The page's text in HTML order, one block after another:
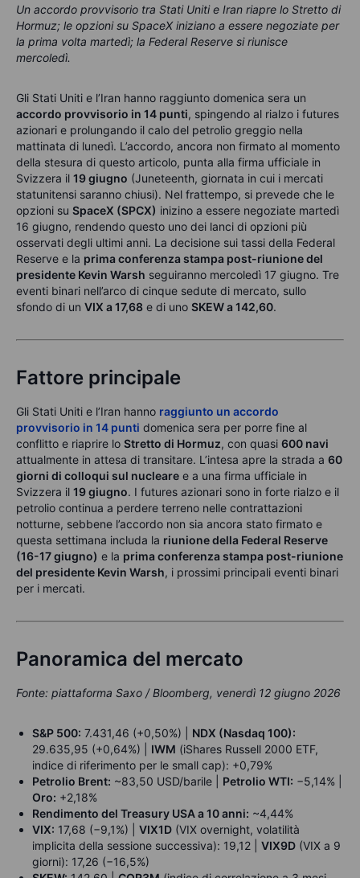
Un accordo provvisorio tra Stati Uniti e Iran riapre lo Stretto di
Hormuz; le opzioni su SpaceX iniziano a essere negoziate per
la prima volta martedì; la Federal Reserve si riunisce
mercoledì.
Gli Stati Uniti e l’Iran hanno raggiunto domenica sera un
accordo provvisorio in 14 punti, spingendo al rialzo i futures
azionari e prolungando il calo del petrolio greggio nella
mattinata di lunedì. L’accordo, ancora non firmato al momento
della stesura di questo articolo, punta alla firma ufficiale in
Svizzera il 19 giugno (Juneteenth, giornata in cui i mercati
statunitensi saranno chiusi). Nel frattempo, si prevede che le
opzioni su SpaceX (SPCX) inizino a essere negoziate martedì
16 giugno, rendendo questo uno dei lanci di opzioni più
osservati degli ultimi anni. La decisione sui tassi della Federal
Reserve e la prima conferenza stampa post-riunione del
presidente Kevin Warsh seguiranno mercoledì 17 giugno. Tre
eventi binari nell’arco di cinque sedute di mercato, sullo
sfondo di un VIX a 17,68 e di uno SKEW a 142,60.
Fattore principale
Gli Stati Uniti e l’Iran hanno raggiunto un accordo
provvisorio in 14 punti domenica sera per porre fine al
conflitto e riaprire lo Stretto di Hormuz, con quasi 600 navi
attualmente in attesa di transitare. L’intesa apre la strada a 60
giorni di colloqui sul nucleare e a una firma ufficiale in
Svizzera il 19 giugno. I futures azionari sono in forte rialzo e il
petrolio continua a perdere terreno nelle contrattazioni
notturne, sebbene l’accordo non sia ancora stato firmato e
questa settimana includa la riunione della Federal Reserve
(16-17 giugno) e la prima conferenza stampa post-riunione
del presidente Kevin Warsh, i prossimi principali eventi binari
per i mercati.
Panoramica del mercato
Fonte: piattaforma Saxo / Bloomberg, venerdì 12 giugno 2026
S&P 500: 7.431,46 (+0,50%) | NDX (Nasdaq 100):
29.635,95 (+0,64%) | IWM (iShares Russell 2000 ETF,
indice di riferimento per le small cap): +0,79%
Petrolio Brent: ~83,50 USD/barile | Petrolio WTI: −5,14% |
Oro: +2,18%
Rendimento del Treasury USA a 10 anni: ~4,44%
VIX: 17,68 (−9,1%) | VIX1D (VIX overnight, volatilità
implicita della sessione successiva): 19,12 | VIX9D (VIX a 9
giorni): 17,26 (−16,5%)